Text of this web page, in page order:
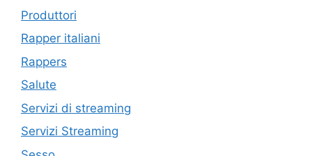
Produttori
Rapper italiani
Rappers
Salute
Servizi di streaming
Servizi Streaming